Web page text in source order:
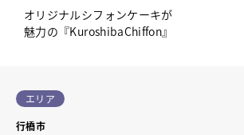
オリジナルシフォンケーキが
魅力の『KuroshibaChiffon』
エリア
行橋市